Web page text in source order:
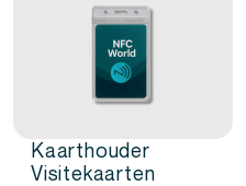
Kaarthouder
Visitekaarten